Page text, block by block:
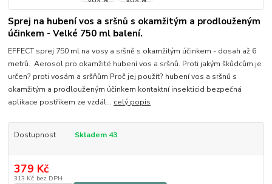
Sprej na hubení vos a sršnů s okamžitým a prodlouženým
účinkem - Velké 750 ml balení.
EFFECT sprej 750 ml na vosy a sršně s okamžitým účinkem - dosah až 6
metrů. Aerosol pro okamžité hubení vos a sršnů. Proti jakým škůdcům je
určen? proti vosám a sršňům Proč jej použít? hubení vos a sršnů s
okamžitým a prodlouženým účinkem kontaktní insekticid bezpečná
aplikace postřikem ze vzdál... celý popis
Dostupnost Skladem 43
379 Kč
313 Kč bez DPH